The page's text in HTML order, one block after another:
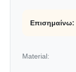
Επισημαίνω:
Material: